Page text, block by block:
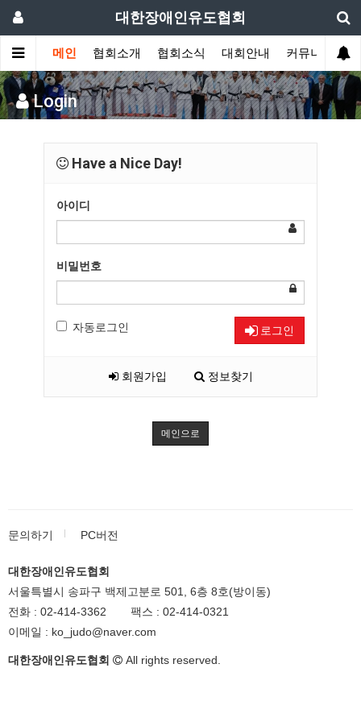
대한장애인유도협회
메인 협회소개 협회소식 대회안내 커뮤니티
Login
Have a Nice Day!
아이디
비밀번호
자동로그인 로그인
회원가입 정보찾기
메인으로
문의하기 PC버전
대한장애인유도협회
서울특별시 송파구 백제고분로 501, 6층 8호(방이동)
전화 : 02-414-3362 팩스 : 02-414-0321
이메일 : ko_judo@naver.com
대한장애인유도협회 All rights reserved.